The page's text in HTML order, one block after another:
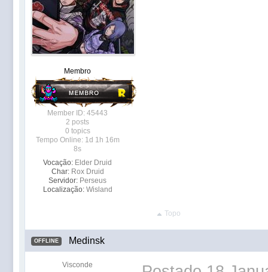
Membro
Member ID: 45443
2 posts
0 topics
Tempo Online: 1d 1h 16m
8s
Vocação: Elder Druid
Char: Rox Druid
Servidor: Perseus
Localização: Wisland
Topo
OFFLINE Medinsk
Visconde